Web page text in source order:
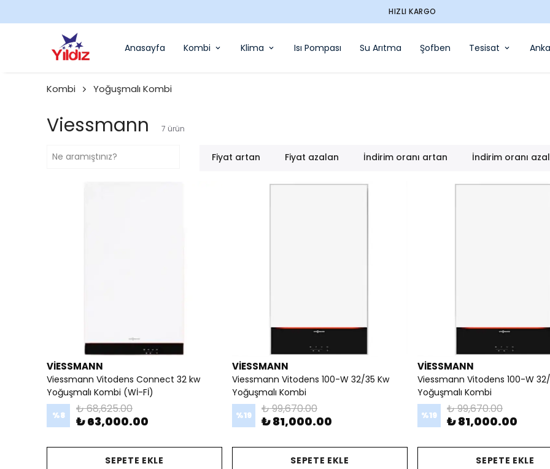
HIZLI KARGO
Anasayfa Kombi Klima Isı Pompası Su Arıtma Şofben Tesisat
Kombi Yoğuşmalı Kombi
Viessmann 7 ürün
Fiyat artan Fiyat azalan İndirim oranı artan İndirim oranı
VİESSMANN
Viessmann Vitodens Connect 32 kw
Yoğuşmalı Kombi (Wİ-Fİ)
%8 ₺ 68,625.00
₺ 63,000.00
SEPETE EKLE
VİESSMANN
Viessmann Vitodens 100-W 32/35 Kw
Yoğuşmalı Kombi
%19 ₺ 99,670.00
₺ 81,000.00
SEPETE EKLE
VİESSMANN
Viessmann Vitodens 100-W
Yoğuşmalı Kombi
%19 ₺ 99,670.00
₺ 81,000.00
SEPETE EKLE